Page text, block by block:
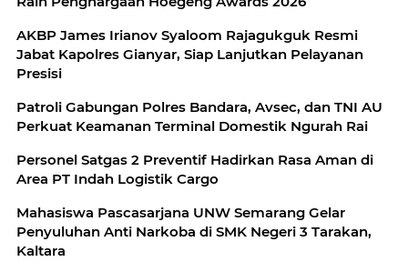
AKBP James Irianov Syaloom Rajagukguk Resmi
Jabat Kapolres Gianyar, Siap Lanjutkan Pelayanan
Presisi
Patroli Gabungan Polres Bandara, Avsec, dan TNI AU
Perkuat Keamanan Terminal Domestik Ngurah Rai
Personel Satgas 2 Preventif Hadirkan Rasa Aman di
Area PT Indah Logistik Cargo
Mahasiswa Pascasarjana UNW Semarang Gelar
Penyuluhan Anti Narkoba di SMK Negeri 3 Tarakan,
Kaltara